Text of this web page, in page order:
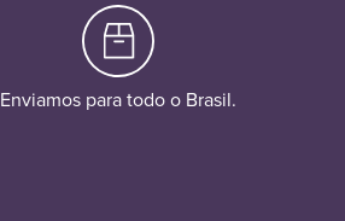
Enviamos para todo o Brasil.